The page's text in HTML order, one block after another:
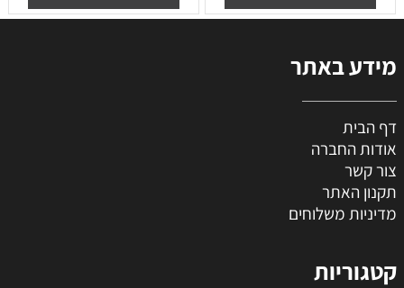
מידע באתר
דף הבית
אודות החברה
צור קשר
תקנון האתר
מדיניות משלוחים
קטגוריות